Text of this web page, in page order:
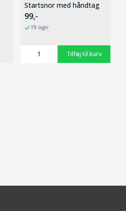
Startsnor med håndtag
99,-
På lager